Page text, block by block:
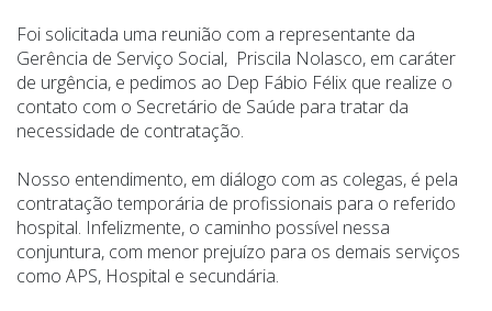
Foi solicitada uma reunião com a representante da
Gerência de Serviço Social, Priscila Nolasco, em caráter
de urgência, e pedimos ao Dep Fábio Félix que realize o
contato com o Secretário de Saúde para tratar da
necessidade de contratação.
Nosso entendimento, em diálogo com as colegas, é pela
contratação temporária de profissionais para o referido
hospital. Infelizmente, o caminho possível nessa
conjuntura, com menor prejuízo para os demais serviços
como APS, Hospital e secundária.